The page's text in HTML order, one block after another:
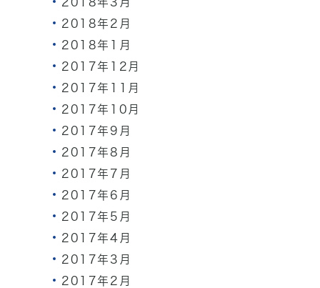
2018年3月
2018年2月
2018年1月
2017年12月
2017年11月
2017年10月
2017年9月
2017年8月
2017年7月
2017年6月
2017年5月
2017年4月
2017年3月
2017年2月